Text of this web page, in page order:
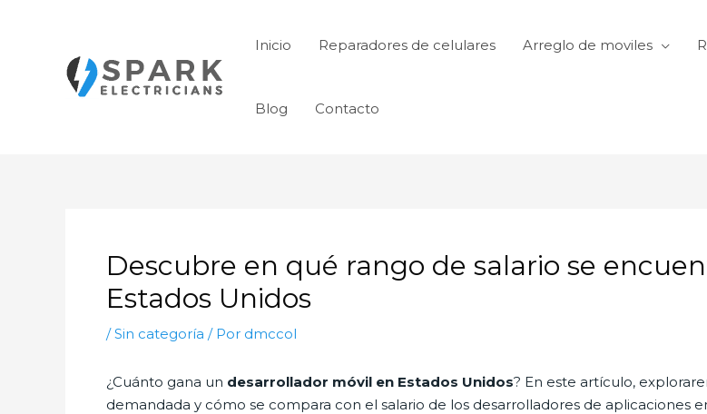
Inicio Reparadores de celulares Arreglo de moviles
Blog Contacto
Descubre en qué rango de salario se
Estados Unidos
/Sin categoría / Por dmccol
¿Cuánto gana un desarrollador móvil en Estados Unidos? En este artículo,
demandada y cómo se compara con el salario de los desarrolladores de aplicaciones
entradas